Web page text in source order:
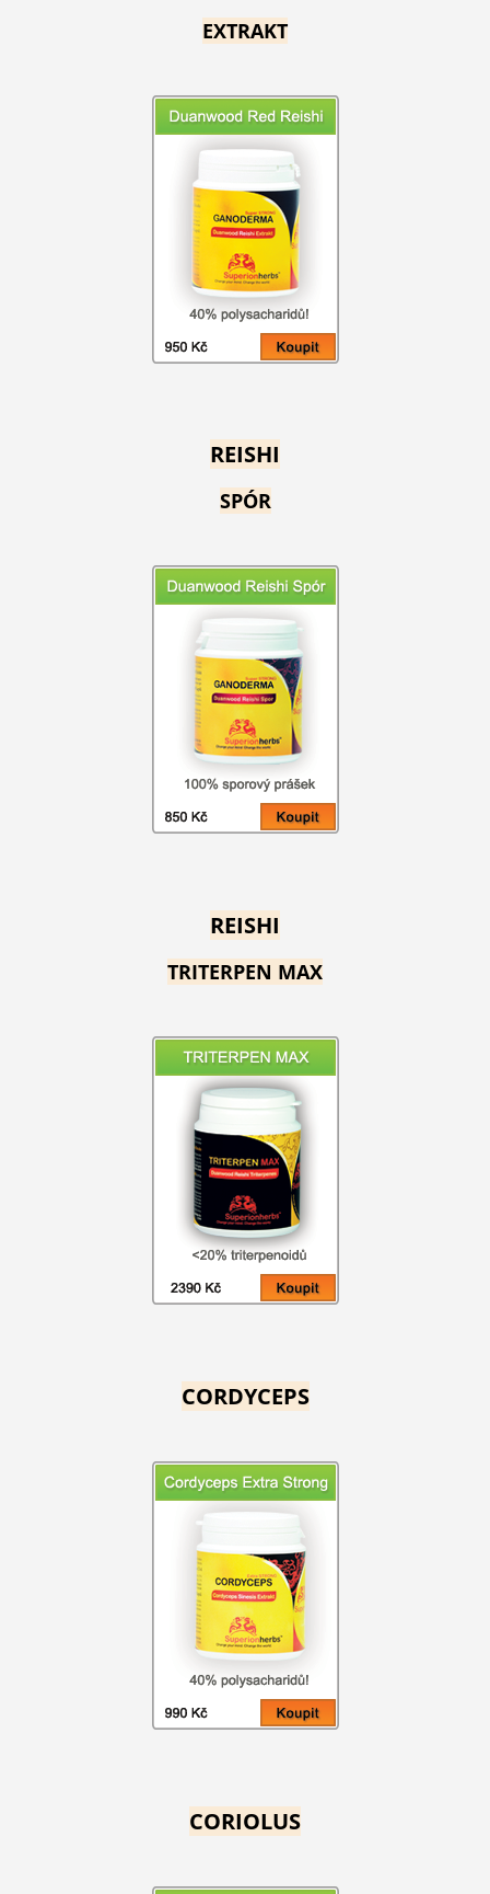
EXTRAKT
REISHI
SPÓR
REISHI
TRITERPEN MAX
CORDYCEPS
CORIOLUS